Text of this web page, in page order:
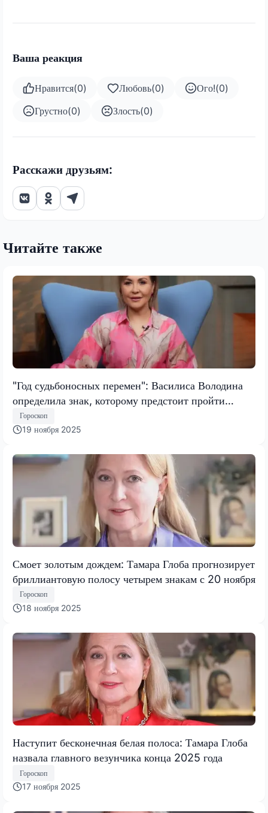
Ваша реакция
Нравится(0) Любовь(0) Ого!(0)
Грустно(0) Злость(0)
Расскажи друзьям:
Читайте также
"Год судьбоносных перемен": Василиса Володина
определила знак, которому предстоит пройти
испытание, меняющее все
Гороскоп
19 ноября 2025
Смоет золотым дождем: Тамара Глоба прогнозирует
бриллиантовую полосу четырем знакам с 20 ноября
Гороскоп
18 ноября 2025
Наступит бесконечная белая полоса: Тамара Глоба
назвала главного везунчика конца 2025 года
Гороскоп
17 ноября 2025